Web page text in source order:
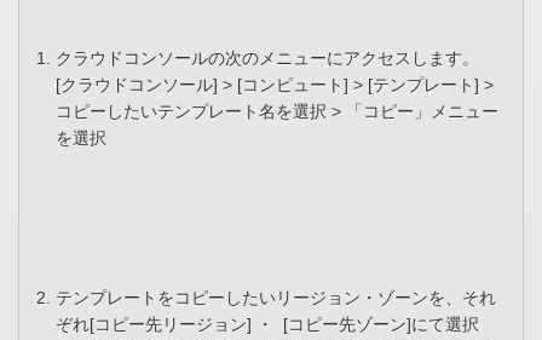
クラウドコンソールの次のメニューにアクセスします。
[クラウドコンソール] > [コンピュート] > [テンプレート] >
コピーしたいテンプレート名を選択 > 「コピー」メニュー
を選択
テンプレートをコピーしたいリージョン・ゾーンを、それ
ぞれ[コピー先リージョン] ・ [コピー先ゾーン]にて選択